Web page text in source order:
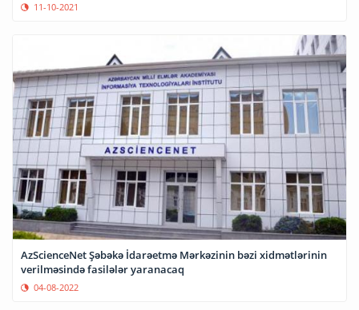
11-10-2021
AzScienceNet Şəbəkə İdarəetmə Mərkəzinin bəzi xidmətlərinin
verilməsində fasilələr yaranacaq
04-08-2022